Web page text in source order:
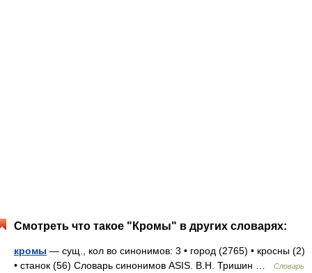
Смотреть что такое "Кромы" в других словарях:
кромы — сущ., кол во синонимов: 3 • город (2765) • кросны (2)
• станок (56) Словарь синонимов ASIS. В.Н. Тришин …
Словарь